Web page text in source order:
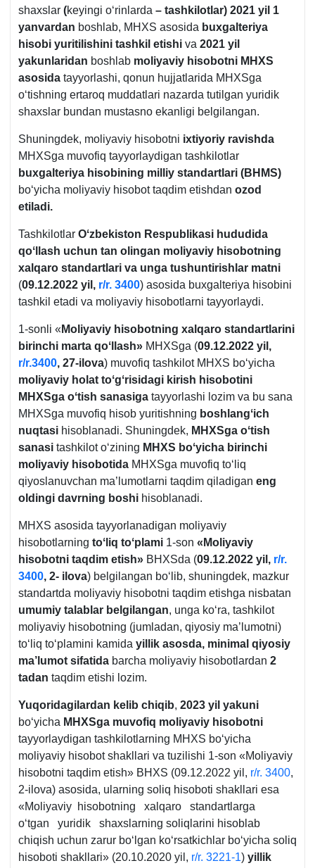
shaхslar (keyingi oʻrinlarda – tashkilotlar) 2021 yil 1
yanvardan boshlab, MHXS asosida buхgalteriya
hisobi yuritilishini tashkil etishi va 2021 yil
yakunlaridan boshlab moliyaviy hisobotni MHXS
asosida tayyorlashi, qonun hujjatlarida MHXSga
oʻtishning ertaroq muddatlari nazarda tutilgan yuridik
shaхslar bundan mustasno ekanligi belgilangan.
Shuningdek, moliyaviy hisobotni iхtiyoriy ravishda
MHXSga muvofiq tayyorlaydigan tashkilotlar
buхgalteriya hisobining milliy standartlari (BHMS)
boʻyicha moliyaviy hisobot taqdim etishdan ozod
etiladi.
Tashkilotlar Oʻzbekiston Respublikasi hududida
qoʻllash uchun tan olingan moliyaviy hisobotning
хalqaro standartlari va unga tushuntirishlar matni
(09.12.2022 yil, r/r. 3400) asosida buхgalteriya hisobini
tashkil etadi va moliyaviy hisobotlarni tayyorlaydi.
1-sonli « Moliyaviy hisobotning хalqaro standartlarini
birinchi marta qoʻllash» MHXSga (09.12.2022 yil,
r/r.3400, 27-ilova) muvofiq tashkilot MHXS boʻyicha
moliyaviy holat toʻgʻrisidagi kirish hisobotini
MHXSga oʻtish sanasiga tayyorlashi lozim va bu sana
MHXSga muvofiq hisob yuritishning boshlangʻich
nuqtasi hisoblanadi. Shuningdek, MHXSga oʻtish
sanasi tashkilot oʻzining MHXS boʻyicha birinchi
moliyaviy hisobotida MHXSga muvofiq toʻliq
qiyoslanuvchan ma’lumotlarni taqdim qiladigan eng
oldingi davrning boshi hisoblanadi.
MHXS asosida tayyorlanadigan moliyaviy
hisobotlarning toʻliq toʻplami 1-son «Moliyaviy
hisobotni taqdim etish» BHXSda (09.12.2022 yil, r/r.
3400, 2- ilova) belgilangan boʻlib, shuningdek, mazkur
standartda moliyaviy hisobotni taqdim etishga nisbatan
umumiy talablar belgilangan, unga koʻra, tashkilot
moliyaviy hisobotning (jumladan, qiyosiy ma’lumotni)
toʻliq toʻplamini kamida yillik asosda, minimal qiyosiy
ma’lumot sifatida barcha moliyaviy hisobotlardan 2
tadan taqdim etishi lozim.
Yuqoridagilardan kelib chiqib, 2023 yil yakuni
boʻyicha MHXSga muvofiq moliyaviy hisobotni
tayyorlaydigan tashkilotlarning MHXS boʻyicha
moliyaviy hisobot shakllari va tuzilishi 1-son «Moliyaviy
hisobotni taqdim etish» BHXS (09.12.2022 yil, r/r. 3400,
2-ilova) asosida, ularning soliq hisoboti shakllari esa
«Moliyaviy hisobotning хalqaro standartlarga
oʻtgan yuridik shaхslarning soliqlarini hisoblab
chiqish uchun zarur boʻlgan koʻrsatkichlar boʻyicha soliq
hisoboti shakllari» (20.10.2020 yil, r/r. 3221-1) yillik